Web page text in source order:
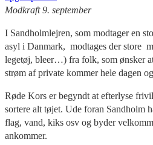
Modkraft 9. september
I Sandholmlejren, som modtager en
asyl i Danmark, modtages der store
legetøj, bleer…) fra folk, som ønsker
strøm af private kommer hele dagen
Røde Kors er begyndt at efterlyse
sortere alt tøjet. Ude foran Sandholm
flag, vand, kiks osv og byder
ankommer.